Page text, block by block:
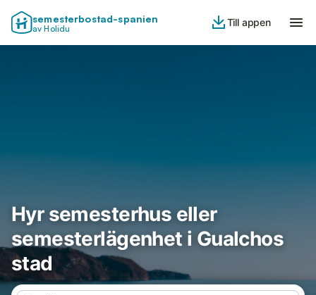
semesterbostad-spanien
av Holidu
Till appen
Hyr semesterhus eller
semesterlägenhet i Gualchos
stad